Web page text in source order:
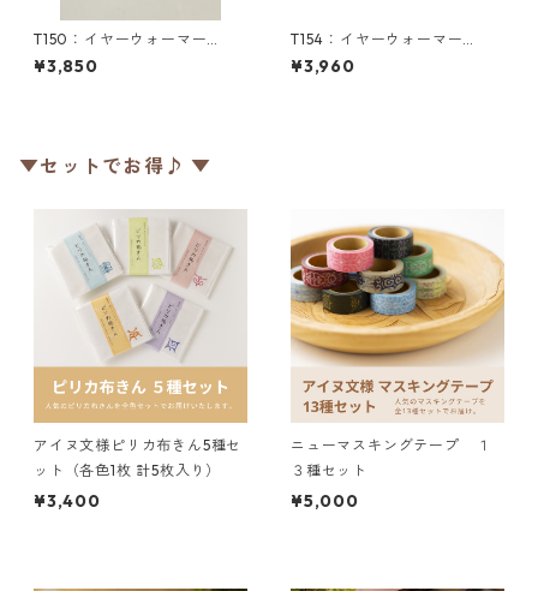
T150：イヤーウォーマー
（M）／津田命子デザインアイ
ヌ文様編み込みイヤーウォー
¥3,850
T154：イヤーウォーマー
（M）／津田命子デザインアイ
ヌ文様編み込みイヤーウォー
¥3,960
▼セットでお得♪ ▼
アイヌ文様ピリカ布きん5種セ
ット（各色1枚 計5枚入り）
¥3,400
ニューマスキングテープ １
３種セット
¥5,000